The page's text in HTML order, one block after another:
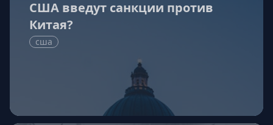
США введут санкции против
Китая?
сша